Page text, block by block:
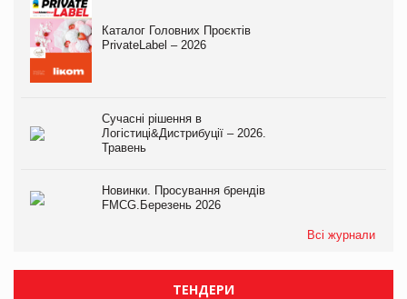
Каталог Головних Проєктів
PrivateLabel – 2026
Сучасні рішення в
Логістиці&Дистрибуції – 2026.
Травень
Новинки. Просування брендів
FMCG.Березень 2026
Всі журнали
ТЕНДЕРИ